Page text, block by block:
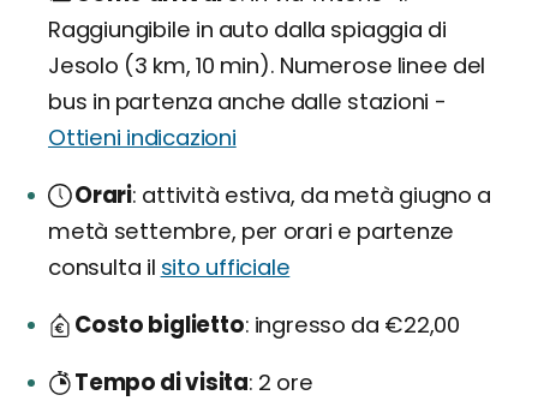
Raggiungibile in auto dalla spiaggia di
Jesolo (3 km, 10 min). Numerose linee del
bus in partenza anche dalle stazioni -
Ottieni indicazioni
Orari attività estiva, da metà giugno a
metà settembre, per orari e partenze
consulta il sito ufficiale
Costo biglietto ingresso da €22,00
Tempo di visita 2 ore